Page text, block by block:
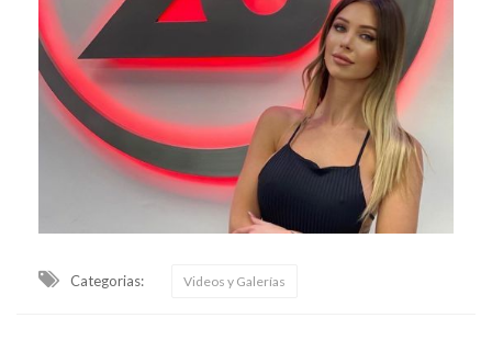
Categorias: Videos y Galerías